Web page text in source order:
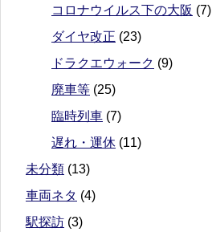
コロナウイルス下の大阪 (7)
ダイヤ改正 (23)
ドラクエウォーク (9)
廃車等 (25)
臨時列車 (7)
遅れ・運休 (11)
未分類 (13)
車両ネタ (4)
駅探訪 (3)